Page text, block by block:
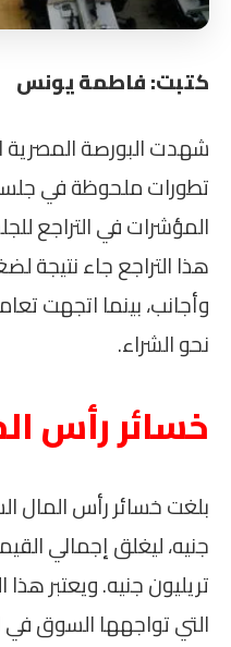
كتبت: فاطمة يونس
تطورات ملحوظة في
المؤشرات في التراجع
هذا التراجع جاء نتيجة
وأجانب، بينما اتجهت
نحو الشراء.
خسائر رأس
تريليون جنيه. ويعتبر
التي تواجهها السوق في